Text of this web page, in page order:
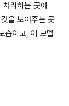
리하는 곳에
을 보여주는 곳
습이고, 이 모델